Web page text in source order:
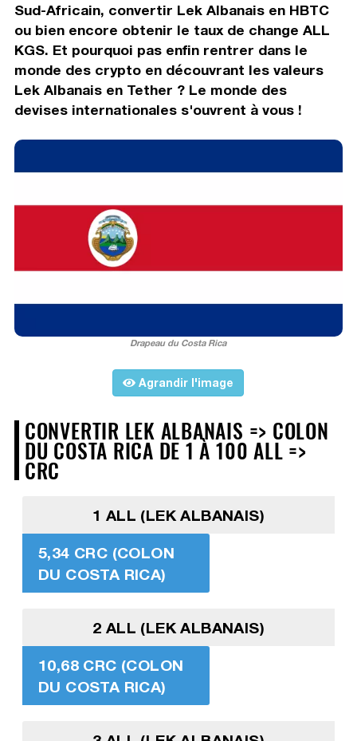
Sud-Africain, convertir Lek Albanais en HBTC
ou bien encore obtenir le taux de change ALL
KGS. Et pourquoi pas enfin rentrer dans le
monde des crypto en découvrant les valeurs
Lek Albanais en Tether ? Le monde des
devises internationales s'ouvrent à vous !
Drapeau du Costa Rica
Agrandir l'image
CONVERTIR LEK ALBANAIS => COLON
DU COSTA RICA DE 1 À 100 ALL =>
CRC
1 ALL (LEK ALBANAIS)
5,34 CRC (COLON
DU COSTA RICA)
2 ALL (LEK ALBANAIS)
10,68 CRC (COLON
DU COSTA RICA)